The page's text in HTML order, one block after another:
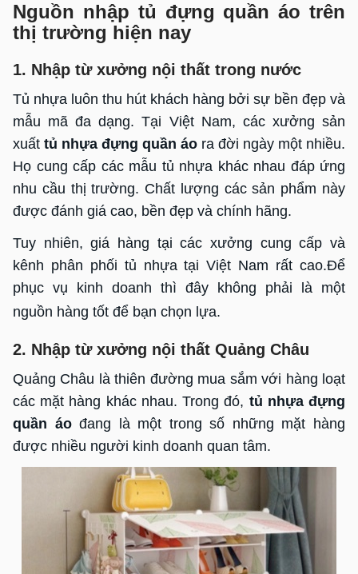
Nguồn nhập tủ đựng quần áo trên
thị trường hiện nay
1. Nhập từ xưởng nội thất trong nước
Tủ nhựa luôn thu hút khách hàng bởi sự bền đẹp và
mẫu mã đa dạng. Tại Việt Nam, các xưởng sản
xuất tủ nhựa đựng quần áo ra đời ngày một nhiều.
Họ cung cấp các mẫu tủ nhựa khác nhau đáp ứng
nhu cầu thị trường. Chất lượng các sản phẩm này
được đánh giá cao, bền đẹp và chính hãng.
Tuy nhiên, giá hàng tại các xưởng cung cấp và
kênh phân phối tủ nhựa tại Việt Nam rất cao.Để
phục vụ kinh doanh thì đây không phải là một
nguồn hàng tốt để bạn chọn lựa.
2. Nhập từ xưởng nội thất Quảng Châu
Quảng Châu là thiên đường mua sắm với hàng loạt
các mặt hàng khác nhau. Trong đó, tủ nhựa đựng
quần áođang là một trong số những mặt hàng
được nhiều người kinh doanh quan tâm.